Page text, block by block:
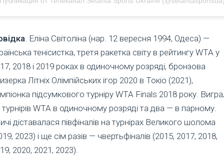
. Еліна Світоліна (нар. 12 вересня 1994, Одеса) —
тенісистка, третя ракетка світу в рейтингу WTA у
2018 і 2019 роках в одиночному розряді, бронзова
Літніх Олімпійських ігор 2020 в Токіо (2021),
підсумкового турніру WTA Finals 2018 року.
WTA в одиночному розряді та два — в парному.
діставалася півфіналів на турнірах Великого шолома
2023) і ще сім разів — чвертьфіналів (2015, 2017, 2018,
2020, 2021, 2023).